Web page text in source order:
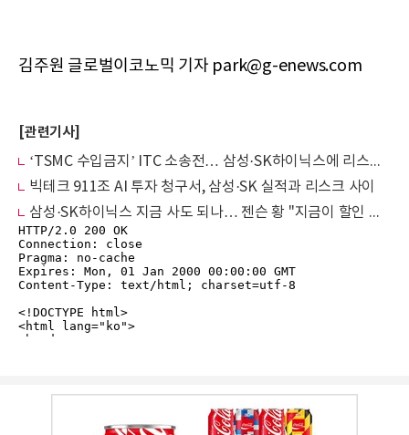
김주원 글로벌이코노믹 기자 park@g-enews.com
[관련기사]
‘TSMC 수입금지’ ITC 소송전… 삼성·SK하이닉스에 리스크일까 기회일까
빅테크 911조 AI 투자 청구서, 삼성·SK 실적과 리스크 사이
삼성·SK하이닉스 지금 사도 되나… 젠슨 황 "지금이 할인 기회"에 코스피 8% 급반등